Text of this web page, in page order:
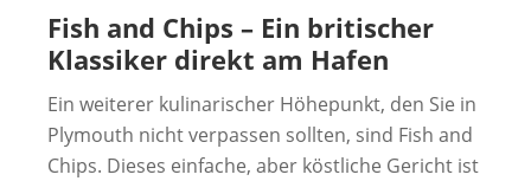
Fish and Chips – Ein britischer
Klassiker direkt am Hafen
Ein weiterer kulinarischer Höhepunkt, den Sie in
Plymouth nicht verpassen sollten, sind Fish and
Chips. Dieses einfache, aber köstliche Gericht ist